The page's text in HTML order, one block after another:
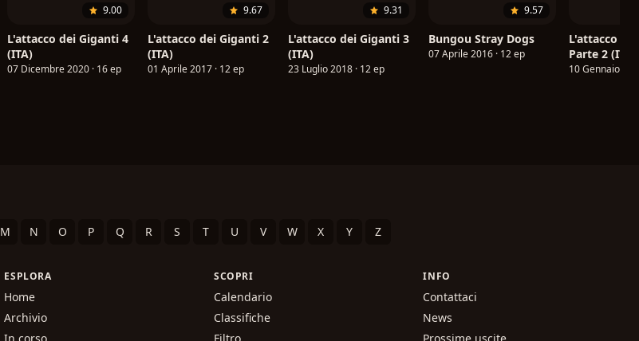
9.00
L'attacco dei Giganti 4
(ITA)
07 Dicembre 2020 · 16 ep
9.67
L'attacco dei Giganti 2
(ITA)
01 Aprile 2017 · 12 ep
9.31
L'attacco dei Giganti 3
(ITA)
23 Luglio 2018 · 12 ep
9.57
Bungou Stray Dogs
07 Aprile 2016 · 12 ep
L'attacco
Parte 2 (ITA)
10 Gennaio
M N O P Q R S T U V W X Y Z
ESPLORA
Home
Archivio
SCOPRI
Calendario
Classifiche
INFO
Contattaci
News